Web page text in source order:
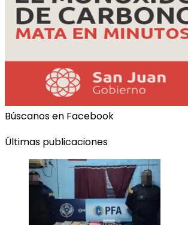
Búscanos en Facebook
Últimas publicaciones